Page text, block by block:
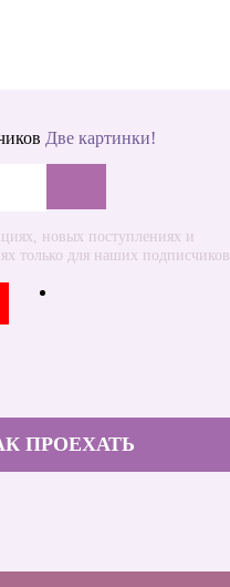
Две картинки!
новых поступлениях и
только для наших подписчиков
ПРОЕХАТЬ